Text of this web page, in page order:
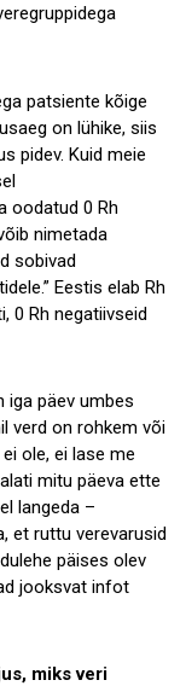
patsiente kõige
on lühike, siis
pidev. Kuid meie
oodatud 0 Rh
nimetada
sobivad
Eestis elab Rh
0 Rh negatiivseid
iga päev umbes
verd on rohkem või
ole, ei lase me
mitu päeva ette
langeda –
et ruttu verevarusid
päises olev
jooksvat infot
miks veri